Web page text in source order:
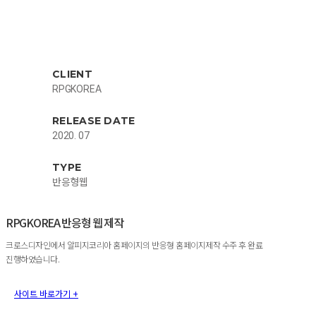
CLIENT
RPGKOREA
RELEASE DATE
2020. 07
TYPE
반응형웹
RPGKOREA 반응형 웹 제작
크로스디자인에서 알피지코리아 홈페이지의 반응형 홈페이지제작 수주 후 완료
진행하였습니다.
사이트 바로가기 +